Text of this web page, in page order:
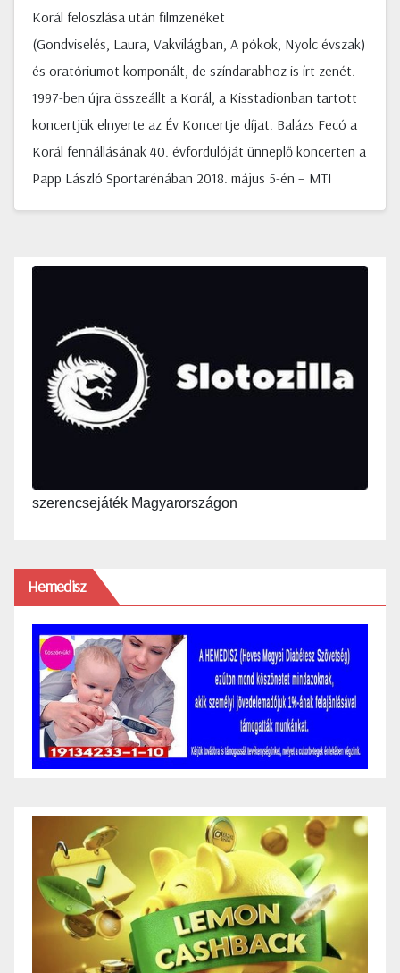
Korál feloszlása után filmzenéket
(Gondviselés, Laura, Vakvilágban, A pókok, Nyolc évszak)
és oratóriumot komponált, de színdarabhoz is írt zenét.
1997-ben újra összeállt a Korál, a Kisstadionban tartott
koncertjük elnyerte az Év Koncertje díjat. Balázs Fecó a
Korál fennállásának 40. évfordulóját ünneplő koncerten a
Papp László Sportarénában 2018. május 5-én – MTI
szerencsejáték Magyarországon
Hemedisz